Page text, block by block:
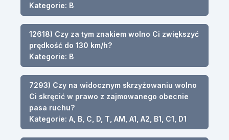
Kategorie: B
12618) Czy za tym znakiem wolno Ci zwiększyć
prędkość do 130 km/h?
Kategorie: B
7293) Czy na widocznym skrzyżowaniu wolno
Ci skręcić w prawo z zajmowanego obecnie
pasa ruchu?
Kategorie: A, B, C, D, T, AM, A1, A2, B1, C1, D1